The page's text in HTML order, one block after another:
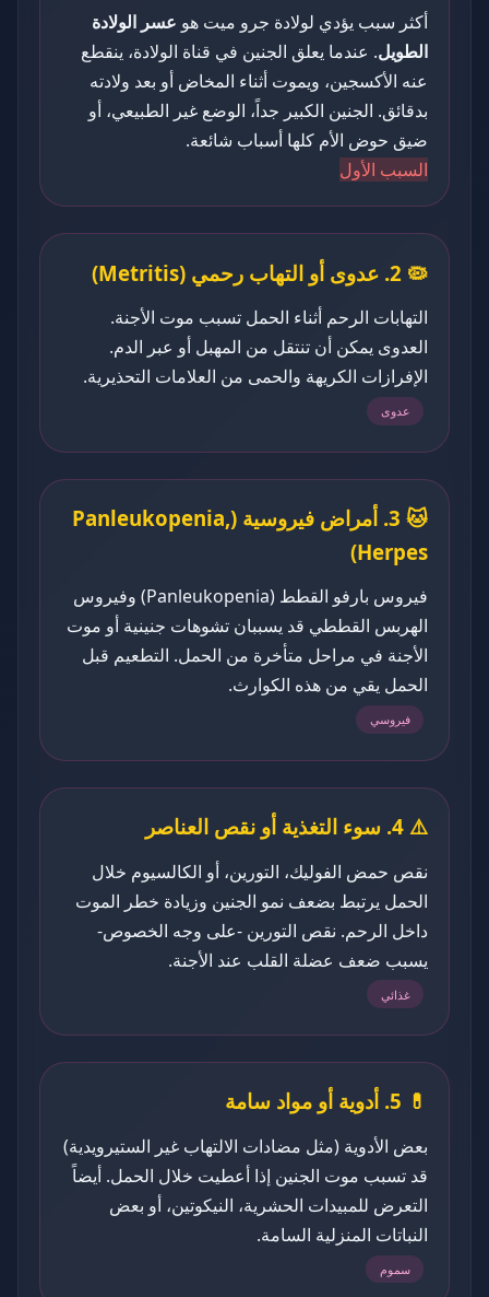
أكثر سبب يؤدي لولادة جرو ميت هو عسر الولادة
الطويل. عندما يعلق الجنين في قناة الولادة، ينقطع
عنه الأكسجين، ويموت أثناء المخاض أو بعد ولادته
بدقائق. الجنين الكبير جداً، الوضع غير الطبيعي، أو
ضيق حوض الأم كلها أسباب شائعة.
السبب الأول
🦠 2. عدوى أو التهاب رحمي (Metritis)
التهابات الرحم أثناء الحمل تسبب موت الأجنة.
العدوى يمكن أن تنتقل من المهبل أو عبر الدم.
الإفرازات الكريهة والحمى من العلامات التحذيرية.
عدوى
🐱 3. أمراض فيروسية (Panleukopenia,
Herpes)
فيروس بارفو القطط (Panleukopenia) وفيروس
الهربس القططي قد يسببان تشوهات جنينية أو موت
الأجنة في مراحل متأخرة من الحمل. التطعيم قبل
الحمل يقي من هذه الكوارث.
فيروسي
⚠️ 4. سوء التغذية أو نقص العناصر
نقص حمض الفوليك، التورين، أو الكالسيوم خلال
الحمل يرتبط بضعف نمو الجنين وزيادة خطر الموت
داخل الرحم. نقص التورين -على وجه الخصوص-
يسبب ضعف عضلة القلب عند الأجنة.
غذائي
💊 5. أدوية أو مواد سامة
بعض الأدوية (مثل مضادات الالتهاب غير الستيرويدية)
قد تسبب موت الجنين إذا أعطيت خلال الحمل. أيضاً
التعرض للمبيدات الحشرية، النيكوتين، أو بعض
النباتات المنزلية السامة.
سموم